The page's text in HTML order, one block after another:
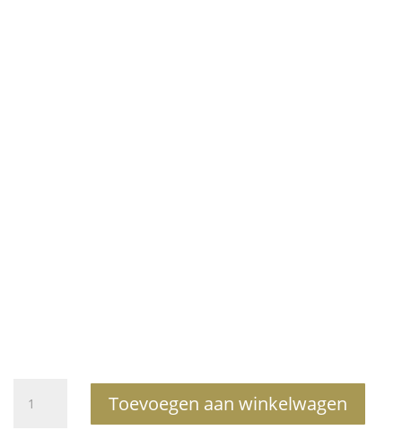
gouden
Toevoegen aan winkelwagen